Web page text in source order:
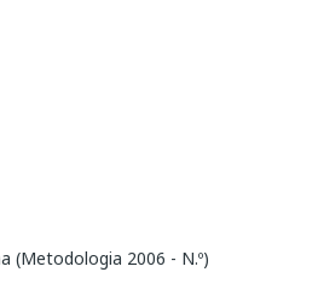
(Metodologia 2006 - N.º)